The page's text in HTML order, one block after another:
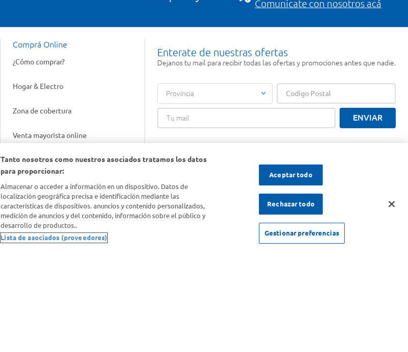
Comunicate con nosotros acá
Comprá Online
¿Cómo comprar?
Hogar & Electro
Zona de cobertura
Venta mayorista online
Gift cards empresariales
Enterate de nuestras ofertas
Dejanos tu mail para recibir todas las ofertas y promociones antes que nadie.
Provincia
ENVIAR
Tanto nosotros como nuestros asociados tratamos los datos
para proporcionar:
Almacenar o acceder a información en un dispositivo. Datos de
localización geográfica precisa e identificación mediante las
características de dispositivos. anuncios y contenido personalizados,
medición de anuncios y del contenido, información sobre el público y
desarrollo de productos..
Lista de asociados (proveedores)
Aceptar todo
Rechazar todo
Gestionar preferencias